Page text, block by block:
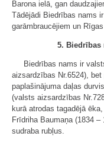
Barona ielā, gan
Tādējādi Biedrības nams
garāmbraucējiem un
5. Biedrības
Biedrības nams ir
aizsardzības Nr.6524),
paplašinājuma daļas
(valsts aizsardzības
kurā atrodas tagadējā
Frīdriha Baumaņa (1834
sudraba rubļus.